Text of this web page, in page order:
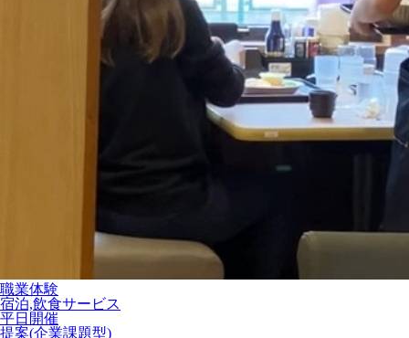
職業体験
宿泊,飲食サービス
平日開催
提案(企業課題型)